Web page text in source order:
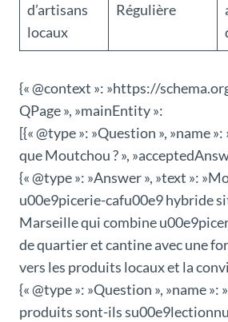
d’artisans
locaux
Régulière
{« @context »: »https://
QPage », »mainEntity »:
[{« @type »: »Question », »name
que Moutchou ? »,
{« @type »: »Answer », »text »:
u00e9picerie-cafu00e9 hybride
Marseille qui combine
de quartier et cantine avec une
vers les produits locaux et la
{« @type »: »Question », »name »:
produits sont-ils